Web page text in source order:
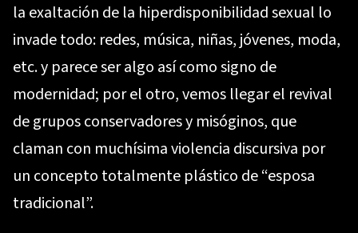
la exaltación de la hiperdisponibilidad sexual lo
invade todo: redes, música, niñas, jóvenes, moda,
etc. y parece ser algo así como signo de
modernidad; por el otro, vemos llegar el revival
de grupos conservadores y misóginos, que
claman con muchísima violencia discursiva por
un concepto totalmente plástico de “esposa
tradicional”.